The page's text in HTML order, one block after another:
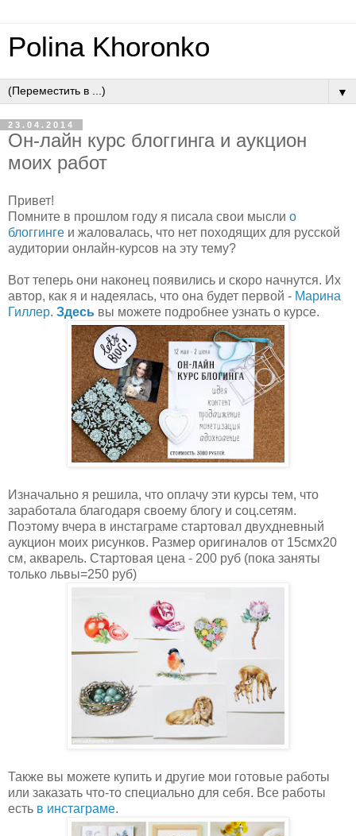
Polina Khoronko
▼
23.04.2014
Он-лайн курс блоггинга и аукцион
моих работ
Привет!
Помните в прошлом году я писала свои мысли о
блоггинге и жаловалась, что нет походящих для русской
аудитории онлайн-курсов на эту тему?
Вот теперь они наконец появились и скоро начнутся. Их
автор, как я и надеялась, что она будет первой - Марина
Гиллер. Здесь вы можете подробнее узнать о курсе.
Изначально я решила, что оплачу эти курсы тем, что
заработала благодаря своему блогу и соц.сетям.
Поэтому вчера в инстаграме стартовал двухдневный
аукцион моих рисунков. Размер оригиналов от 15смх20
см, акварель. Стартовая цена - 200 руб (пока заняты
только львы=250 руб)
Также вы можете купить и другие мои готовые работы
или заказать что-то специально для себя. Все работы
есть в инстаграме.